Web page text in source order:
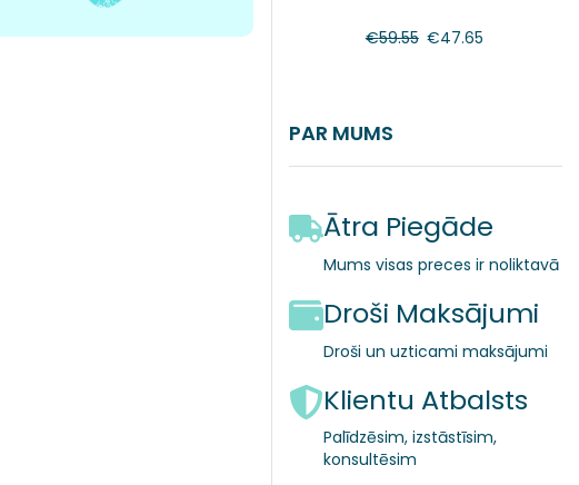
€59.55 €47.65
PAR MUMS
Ātra Piegāde
Mums visas preces ir noliktavā
Droši Maksājumi
Droši un uzticami maksājumi
Klientu Atbalsts
Palīdzēsim, izstāstīsim,
konsultēsim